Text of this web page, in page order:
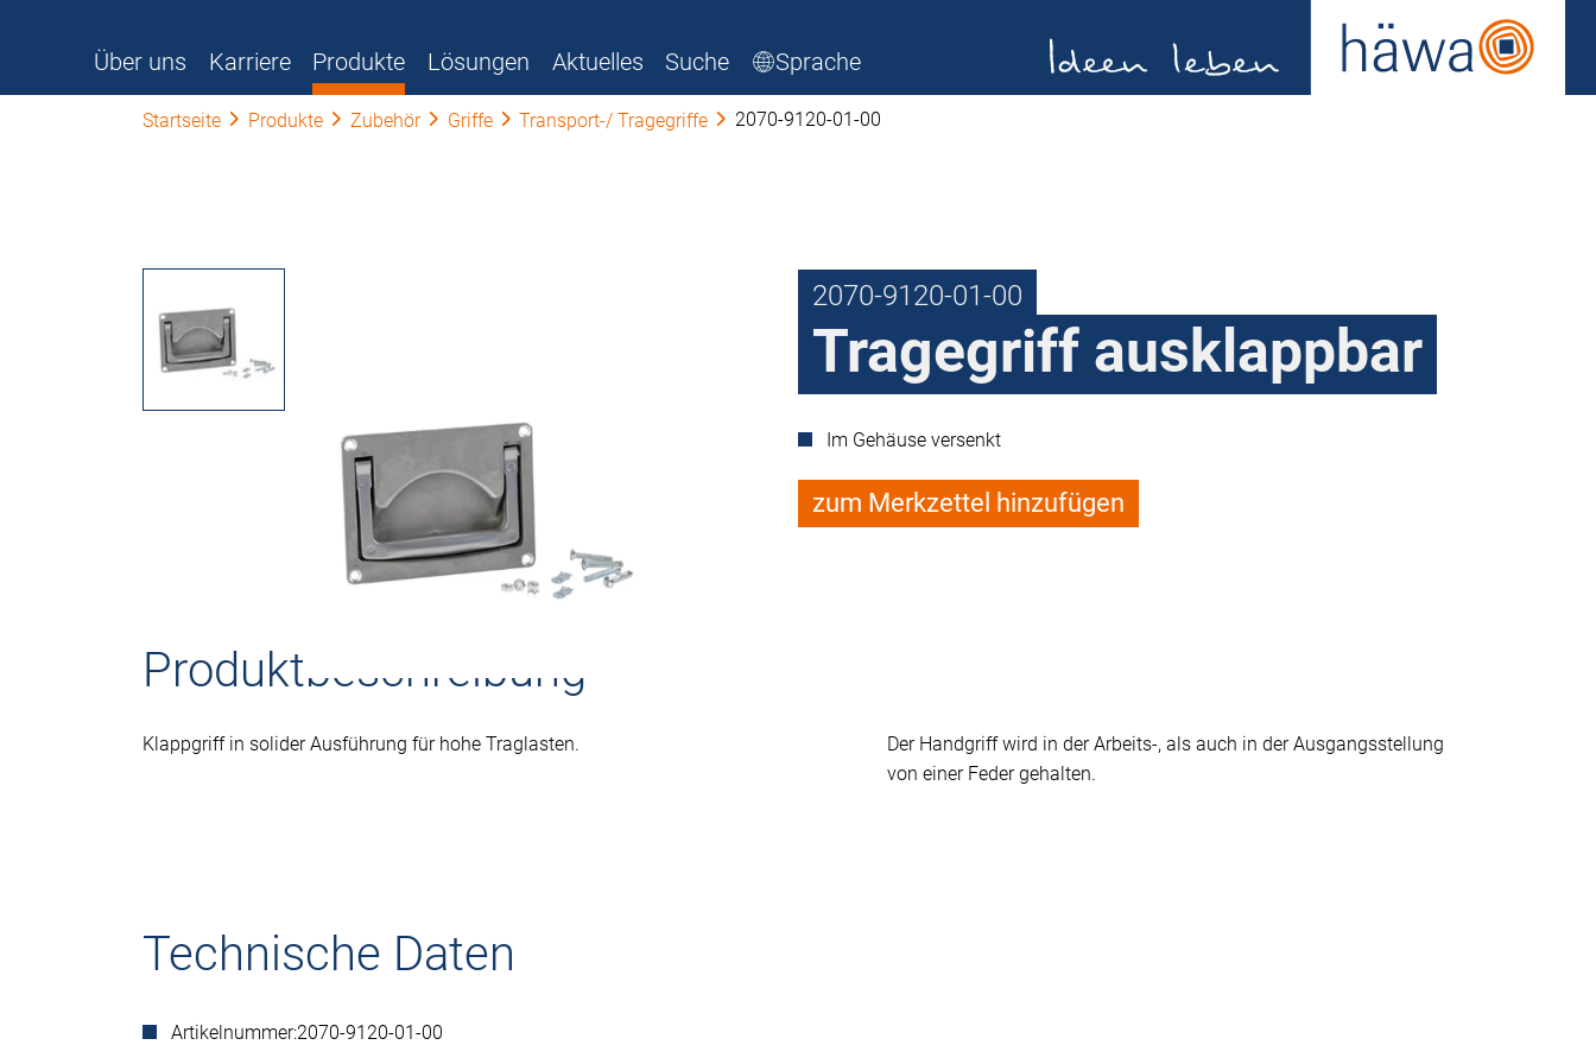
Über uns Karriere Produkte Lösungen Aktuelles Suche Sprache
Startseite Produkte Zubehör Griffe Transport-/ Tragegriffe 2070-9120-01-00
2070-9120-01-00
Tragegriff ausklappbar
Im Gehäuse versenkt
zum Merkzettel hinzufügen
Produktbeschreibung
Klappgriff in solider Ausführung für hohe Traglasten.
Der Handgriff wird in der Arbeits-, als auch in der Ausgangsstellung
von einer Feder gehalten.
Technische Daten
Artikelnummer:2070-9120-01-00